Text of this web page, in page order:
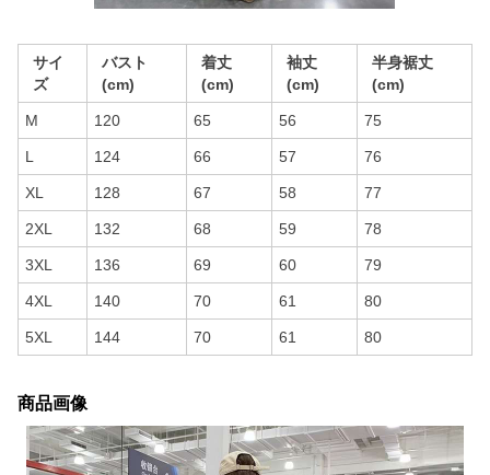
サイ
ズ
バスト
(cm)
着丈
(cm)
袖丈
(cm)
半身裾丈
(cm)
M 120 65 56 75
L 124 66 57 76
XL 128 67 58 77
2XL 132 68 59 78
3XL 136 69 60 79
4XL 140 70 61 80
5XL 144 70 61 80
商品画像